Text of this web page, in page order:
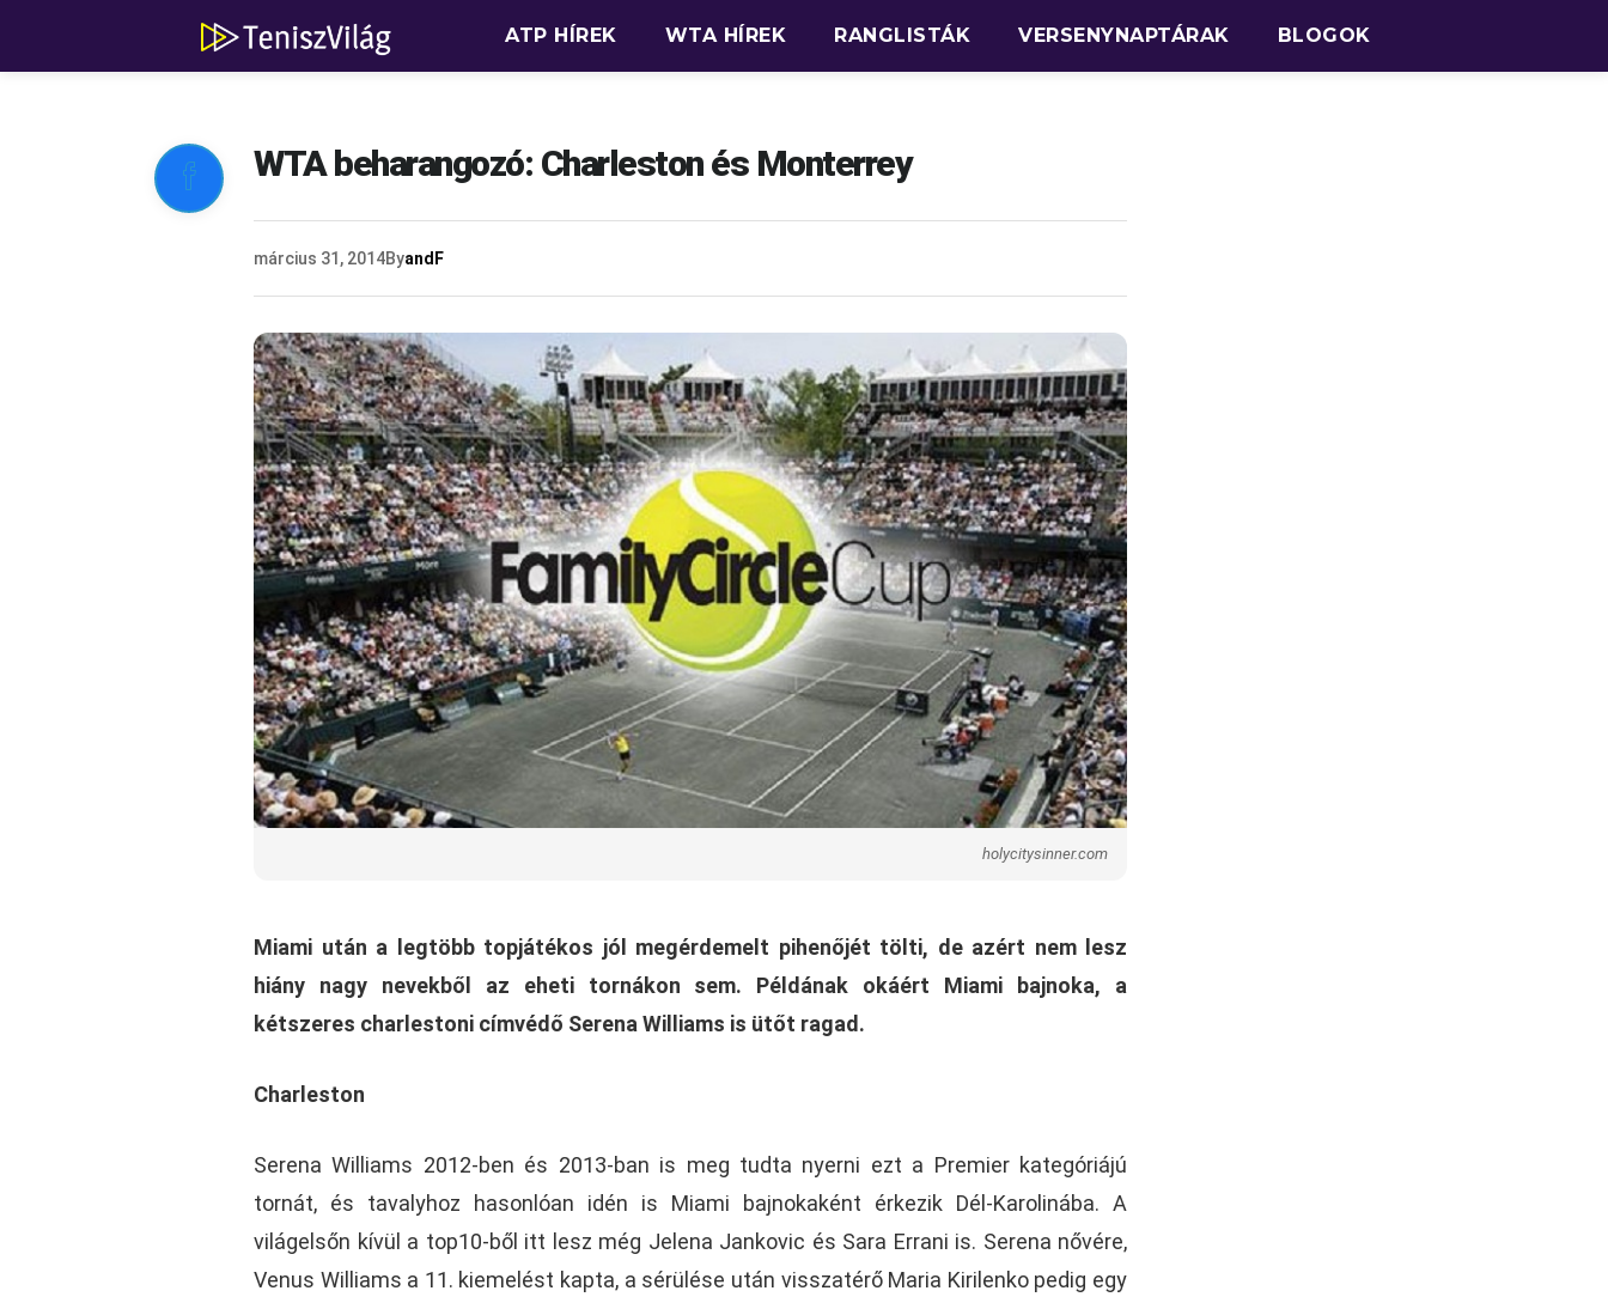
ATP HÍREK WTA HÍREK RANGLISTÁK VERSENYNAPTÁRAK BLOGOK
 WTA beharangozó: Charleston és Monterrey
március 31, 2014ByandF
holycitysinner.com
Miami után a legtöbb topjátékos jól megérdemelt pihenőjét tölti, de azért nem lesz
hiány nagy nevekből az eheti tornákon sem. Példának okáért Miami bajnoka, a
kétszeres charlestoni címvédő Serena Williams is ütőt ragad.
Charleston
Serena Williams 2012-ben és 2013-ban is meg tudta nyerni ezt a Premier kategóriájú
tornát, és tavalyhoz hasonlóan idén is Miami bajnokaként érkezik Dél-Karolinába. A
világelsőn kívül a top10-ből itt lesz még Jelena Jankovic és Sara Errani is. Serena nővére,
Venus Williams a 11. kiemelést kapta, a sérülése után visszatérő Maria Kirilenko pedig egy